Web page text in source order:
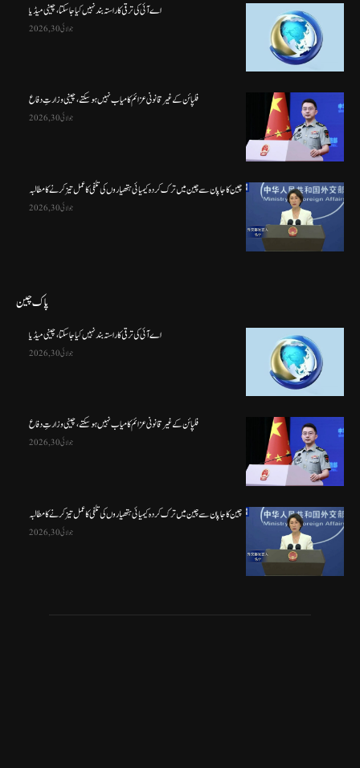
اے آئی کی ترقی کا راستہ بند نہیں کیا جا سکتا، چینی میڈیا
جولائی 30, 2026
فلپائن کے غیر قانونی عزائم کامیاب نہیں ہو سکتے ، چینی وزارتِ دفاع
جولائی 30, 2026
چین کا جاپان سے چین میں ترک کردہ کیمیائی ہتھیاروں کی تلفی کا عمل تیز کرنے کا مطالبہ
جولائی 30, 2026
پاک چین
اے آئی کی ترقی کا راستہ بند نہیں کیا جا سکتا، چینی میڈیا
جولائی 30, 2026
فلپائن کے غیر قانونی عزائم کامیاب نہیں ہو سکتے ، چینی وزارتِ دفاع
جولائی 30, 2026
چین کا جاپان سے چین میں ترک کردہ کیمیائی ہتھیاروں کی تلفی کا عمل تیز کرنے کا مطالبہ
جولائی 30, 2026